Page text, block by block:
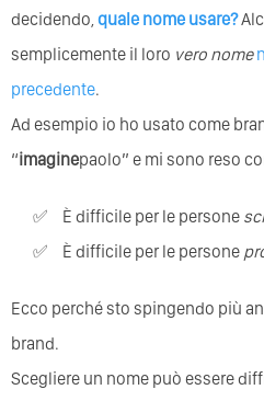
decidendo, quale nome usare?
semplicemente il loro vero nome
precedente.
Ad esempio io ho usato come
“imaginepaolo” e mi sono reso
È difficile per le persone
È difficile per le persone
Ecco perché sto spingendo più
brand.
Scegliere un nome può essere